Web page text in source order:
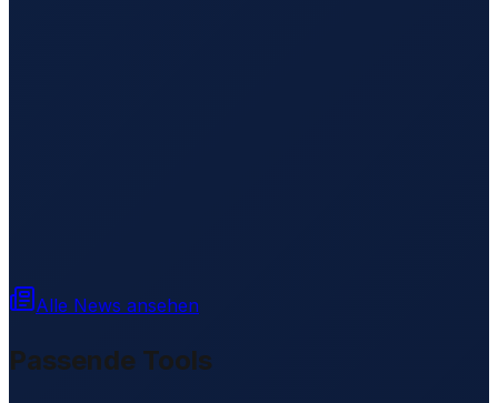
Alle News ansehen
Passende Tools